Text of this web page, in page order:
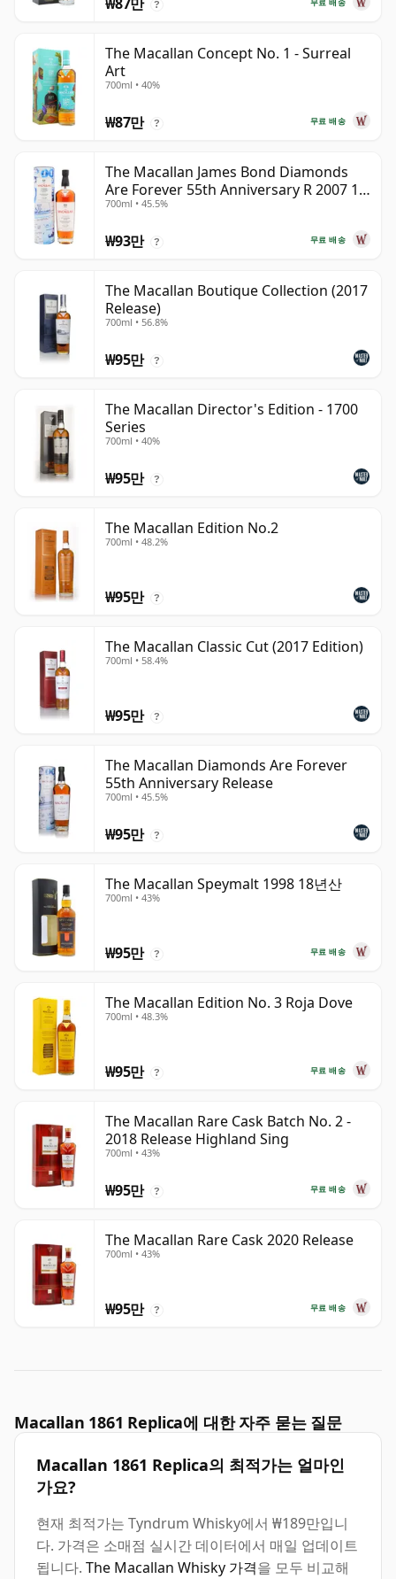
?
The Macallan Concept No. 1 - Surreal
Art
700ml • 40%
무료 배송
₩87만 ?
The Macallan James Bond Diamonds
Are Forever 55th Anniversary R 2007 18
년산
700ml • 45.5%
무료 배송
₩93만 ?
The Macallan Boutique Collection (2017
Release)
700ml • 56.8%
₩95만 ?
The Macallan Director's Edition - 1700
Series
700ml • 40%
₩95만 ?
The Macallan Edition No.2
700ml • 48.2%
₩95만 ?
The Macallan Classic Cut (2017 Edition)
700ml • 58.4%
₩95만 ?
The Macallan Diamonds Are Forever
55th Anniversary Release
700ml • 45.5%
₩95만 ?
The Macallan Speymalt 1998 18년산
700ml • 43%
무료 배송
₩95만 ?
The Macallan Edition No. 3 Roja Dove
700ml • 48.3%
무료 배송
₩95만 ?
The Macallan Rare Cask Batch No. 2 -
2018 Release Highland Sing
700ml • 43%
무료 배송
₩95만 ?
The Macallan Rare Cask 2020 Release
700ml • 43%
무료 배송
₩95만 ?
Macallan 1861 Replica에 대한 자주 묻는 질문
Macallan 1861 Replica의 최적가는 얼마인
가요?
현재 최적가는 Tyndrum Whisky에서 ₩189만입니
다. 가격은 소매점 실시간 데이터에서 매일 업데이트
됩니다. The Macallan Whisky 가격을 모두 비교해